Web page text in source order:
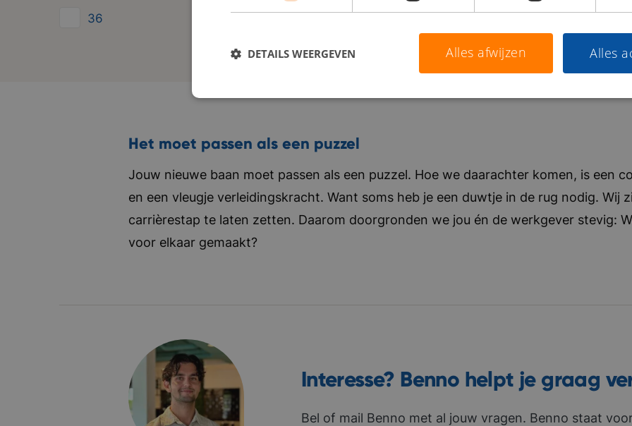
36
Het moet passen als een puzzel
Jouw nieuwe baan moet passen als een puzzel. Hoe we daarachter komen, is een
en een vleugje verleidingskracht. Want soms heb je een duwtje in de rug nodig. Wij
carrièrestap te laten zetten. Daarom doorgronden we jou én de werkgever stevig:
voor elkaar gemaakt?
Interesse? Benno helpt je graag
Bel of mail Benno met al jouw vragen. Benno staat
Alles
Alles afwijzen
DETAILS WEERGEVEN